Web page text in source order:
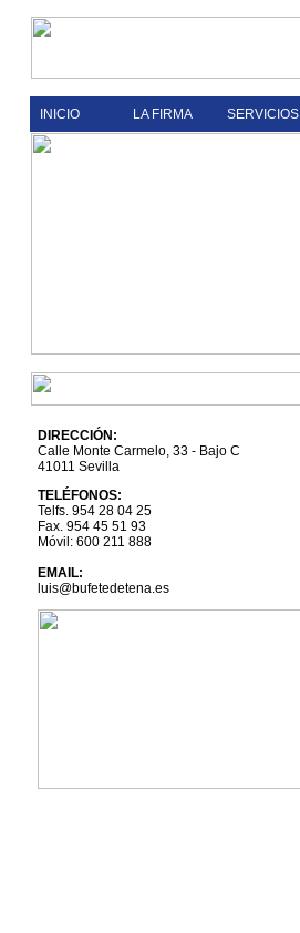
INICIO LA FIRMA SERVICIOS
DIRECCIÓN:
Calle Monte Carmelo, 33 - Bajo C
41011 Sevilla
TELÉFONOS:
Telfs. 954 28 04 25
Fax. 954 45 51 93
Móvil: 600 211 888
EMAIL:
luis@bufetedetena.es